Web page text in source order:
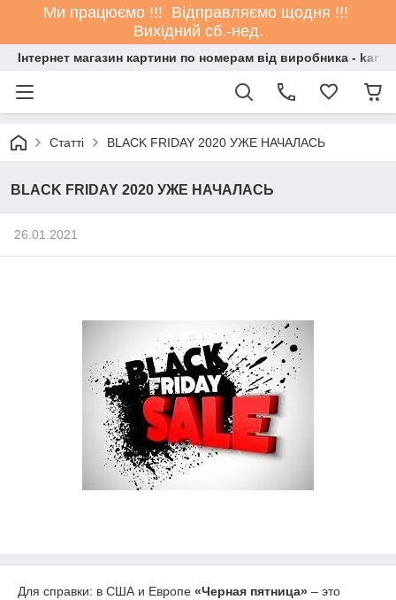
Ми працюємо !!! Відправляємо щодня !!!
Вихідний сб.-нед.
Інтернет магазин картини по номерам від виробника -
Статті BLACK FRIDAY 2020 УЖЕ НАЧАЛАСЬ
BLACK FRIDAY 2020 УЖЕ НАЧАЛАСЬ
26.01.2021
Для справки: в США и Европе «Черная пятница» – это